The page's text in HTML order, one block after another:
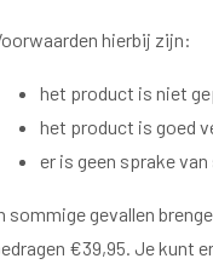
hierbij zijn:
het product is niet
het product is goed
er is geen sprake
sommige gevallen
€39,95. Je kunt